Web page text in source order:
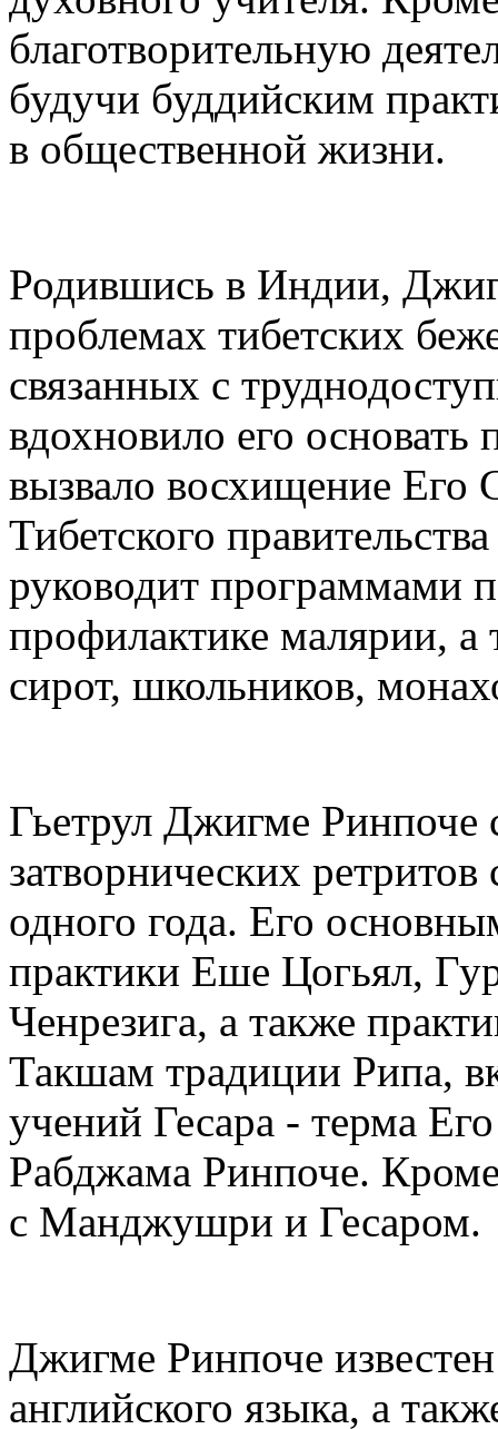
благотворительную
будучи буддийским
в общественной жизни.
Родившись в Индии,
проблемах тибетских
связанных с
вдохновило его основать
вызвало восхищение Его
Тибетского
руководит программами
профилактике малярии, а
сирот, школьников,
Гьетрул Джигме Ринпоче
затворнических
одного года. Его
практики Еше Цогьял,
Ченрезига, а также
Такшам традиции Рипа,
учений Гесара - терма
Рабджама Ринпоче. Кроме
с Манджушри и Гесаром.
Джигме Ринпоче
английского языка, а